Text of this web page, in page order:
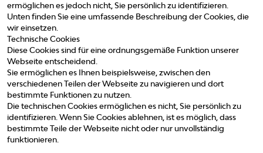
ermöglichen es jedoch nicht, Sie persönlich zu identifizieren.
Unten finden Sie eine umfassende Beschreibung der Cookies, die
wir einsetzen.
Technische Cookies
Diese Cookies sind für eine ordnungsgemäße Funktion unserer
Webseite entscheidend.
Sie ermöglichen es Ihnen beispielsweise, zwischen den
verschiedenen Teilen der Webseite zu navigieren und dort
bestimmte Funktionen zu nutzen.
Die technischen Cookies ermöglichen es nicht, Sie persönlich zu
identifizieren. Wenn Sie Cookies ablehnen, ist es möglich, dass
bestimmte Teile der Webseite nicht oder nur unvollständig
funktionieren.